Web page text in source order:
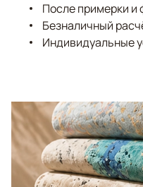
После примерки и
Безналичный
Индивидуальные